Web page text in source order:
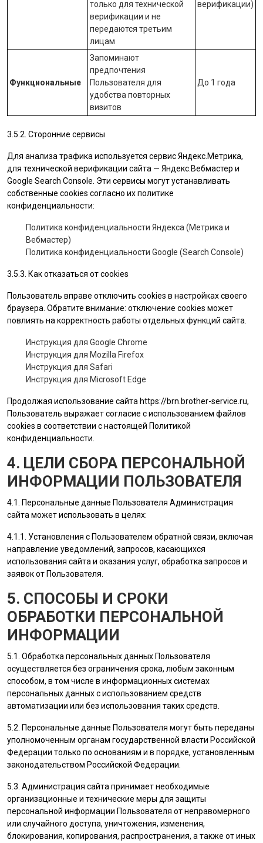
только для технической
верификации и не
передаются третьим
лицам
верификации)
Функциональные
Запоминают
предпочтения
Пользователя для
удобства повторных
визитов
До 1 года
3.5.2. Сторонние сервисы
Для анализа трафика используется сервис Яндекс.Метрика,
для технической верификации сайта — Яндекс.Вебмастер и
Google Search Console. Эти сервисы могут устанавливать
собственные cookies согласно их политике
конфиденциальности:
Политика конфиденциальности Яндекса (Метрика и
Вебмастер)
Политика конфиденциальности Google (Search Console)
3.5.3. Как отказаться от cookies
Пользователь вправе отключить cookies в настройках своего
браузера. Обратите внимание: отключение cookies может
повлиять на корректность работы отдельных функций сайта.
Инструкция для Google Chrome
Инструкция для Mozilla Firefox
Инструкция для Safari
Инструкция для Microsoft Edge
Продолжая использование сайта https://brn.brother-service.ru,
Пользователь выражает согласие с использованием файлов
cookies в соответствии с настоящей Политикой
конфиденциальности.
4. ЦЕЛИ СБОРА ПЕРСОНАЛЬНОЙ
ИНФОРМАЦИИ ПОЛЬЗОВАТЕЛЯ
4.1. Персональные данные Пользователя Администрация
сайта может использовать в целях:
4.1.1. Установления с Пользователем обратной связи, включая
направление уведомлений, запросов, касающихся
использования сайта и оказания услуг, обработка запросов и
заявок от Пользователя
5. СПОСОБЫ И СРОКИ
ОБРАБОТКИ ПЕРСОНАЛЬНОЙ
ИНФОРМАЦИИ
5.1. Обработка персональных данных Пользователя
осуществляется без ограничения срока, любым законным
способом, в том числе в информационных системах
персональных данных с использованием средств
автоматизации или без использования таких средств.
5.2. Персональные данные Пользователя могут быть переданы
уполномоченным органам государственной власти Российской
Федерации только по основаниям и в порядке, установленным
законодательством Российской Федерации.
5.3. Администрация сайта принимает необходимые
организационные и технические меры для защиты
персональной информации Пользователя от неправомерного
или случайного доступа, уничтожения, изменения,
блокирования, копирования, распространения, а также от иных